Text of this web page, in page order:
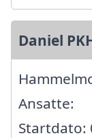
Daniel
Ansatte:
Startdato: